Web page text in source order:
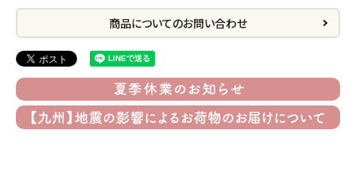
商品についてのお問い合わせ